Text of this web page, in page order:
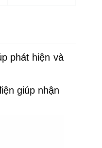
phát hiện và
giúp nhận